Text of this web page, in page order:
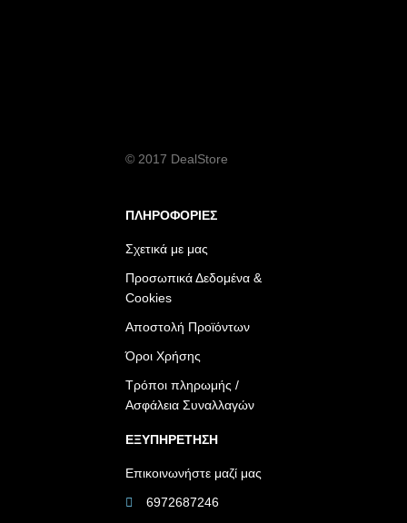
© 2017 DealStore
ΠΛΗΡΟΦΟΡΙΕΣ
Σχετικά με μας
Προσωπικά Δεδομένα &
Cookies
Αποστολή Προϊόντων
Όροι Χρήσης
Τρόποι πληρωμής /
Ασφάλεια Συναλλαγών
ΕΞΥΠΗΡΕΤΗΣΗ
Επικοινωνήστε μαζί μας
6972687246